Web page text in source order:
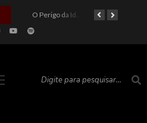
O Preço de um Escândalo: A Discrepância Entre o “Filme de Bolsonaro” e a Realidade do Cinema Mundial